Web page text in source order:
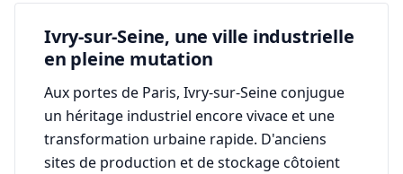
Ivry-sur-Seine, une ville industrielle
en pleine mutation
Aux portes de Paris, Ivry-sur-Seine conjugue
un héritage industriel encore vivace et une
transformation urbaine rapide. D'anciens
sites de production et de stockage côtoient